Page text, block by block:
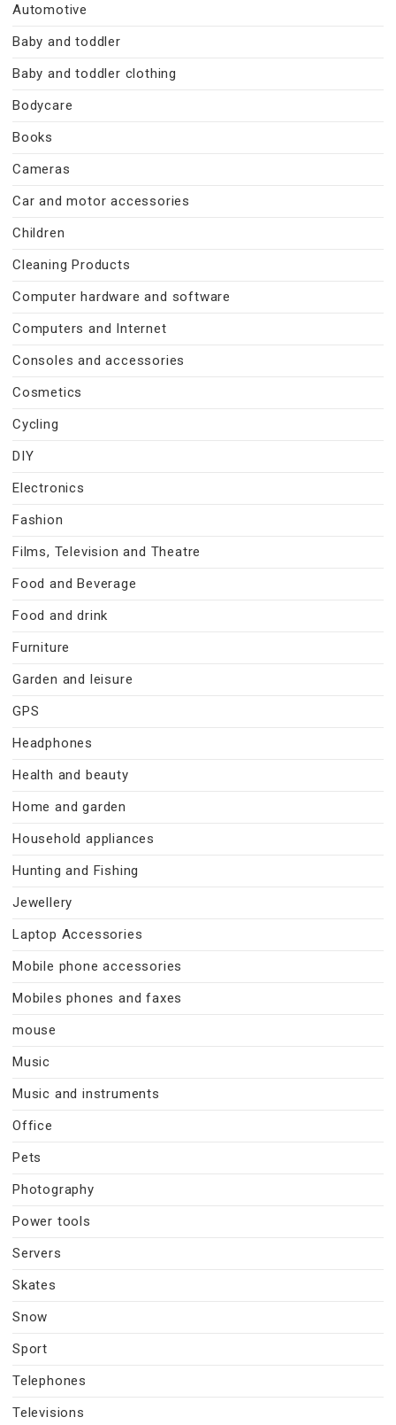
Automotive
Baby and toddler
Baby and toddler clothing
Bodycare
Books
Cameras
Car and motor accessories
Children
Cleaning Products
Computer hardware and software
Computers and Internet
Consoles and accessories
Cosmetics
Cycling
DIY
Electronics
Fashion
Films, Television and Theatre
Food and Beverage
Food and drink
Furniture
Garden and leisure
GPS
Headphones
Health and beauty
Home and garden
Household appliances
Hunting and Fishing
Jewellery
Laptop Accessories
Mobile phone accessories
Mobiles phones and faxes
mouse
Music
Music and instruments
Office
Pets
Photography
Power tools
Servers
Skates
Snow
Sport
Telephones
Televisions